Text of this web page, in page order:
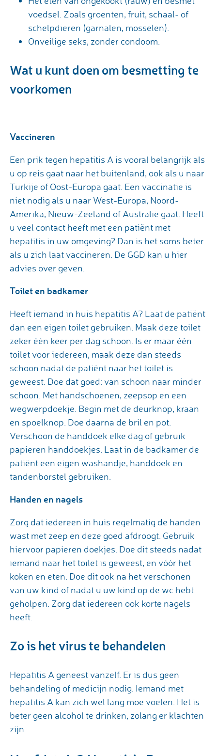
voedsel. Zoals groenten, fruit, schaal- of
schelpdieren (garnalen, mosselen).
Onveilige seks, zonder condoom.
Wat u kunt doen om besmetting te
voorkomen
Vaccineren
Een prik tegen hepatitis A is vooral belangrijk als
u op reis gaat naar het buitenland, ook als u naar
Turkije of Oost-Europa gaat. Een vaccinatie is
niet nodig als u naar West-Europa, Noord-
Amerika, Nieuw-Zeeland of Australië gaat. Heeft
u veel contact heeft met een patiënt met
hepatitis in uw omgeving? Dan is het soms beter
als u zich laat vaccineren. De GGD kan u hier
advies over geven.
Toilet en badkamer
Heeft iemand in huis hepatitis A? Laat de patiënt
dan een eigen toilet gebruiken. Maak deze toilet
zeker één keer per dag schoon. Is er maar één
toilet voor iedereen, maak deze dan steeds
schoon nadat de patiënt naar het toilet is
geweest. Doe dat goed: van schoon naar minder
schoon. Met handschoenen, zeepsop en een
wegwerpdoekje. Begin met de deurknop, kraan
en spoelknop. Doe daarna de bril en pot.
Verschoon de handdoek elke dag of gebruik
papieren handdoekjes. Laat in de badkamer de
patiënt een eigen washandje, handdoek en
tandenborstel gebruiken.
Handen en nagels
Zorg dat iedereen in huis regelmatig de handen
wast met zeep en deze goed afdroogt. Gebruik
hiervoor papieren doekjes. Doe dit steeds nadat
iemand naar het toilet is geweest, en vóór het
koken en eten. Doe dit ook na het verschonen
van uw kind of nadat u uw kind op de wc hebt
geholpen. Zorg dat iedereen ook korte nagels
heeft.
Zo is het virus te behandelen
Hepatitis A geneest vanzelf. Er is dus geen
behandeling of medicijn nodig. Iemand met
hepatitis A kan zich wel lang moe voelen. Het is
beter geen alcohol te drinken, zolang er klachten
zijn.